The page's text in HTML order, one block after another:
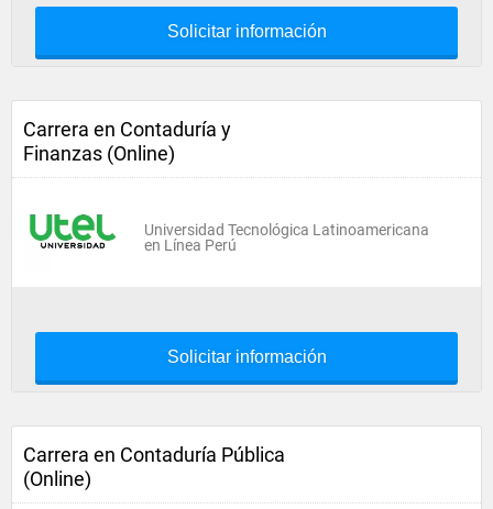
Solicitar información
Carrera en Contaduría y
Finanzas (Online)
Universidad Tecnológica Latinoamericana
en Línea Perú
Solicitar información
Carrera en Contaduría Pública
(Online)